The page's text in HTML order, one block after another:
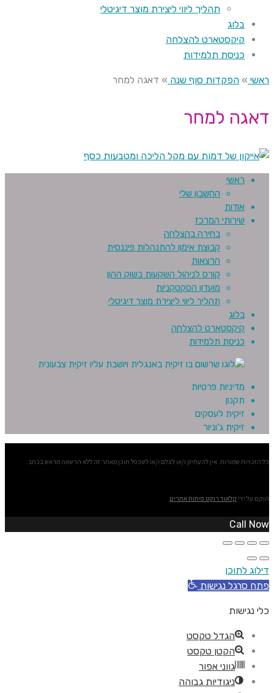
תהליך ליווי ליצירת מוצר דיגיטלי
בלוג
קיקסטארט להצלחה
כניסת תלמידות
ראשי » הפקדות סוף שנה » דאגה למחר
דאגה למחר
ראשי
החשבון שלי
אודות
שירותי המרכז
בחירה בהצלחה
קבוצת אימון להתנהלות פיננסית
הרצאות
קורס לניהול השקעות בשוק ההון
מועדון הטקטקניות
תהליך ליווי ליצירת מוצר דיגיטלי
בלוג
קיקסטארט להצלחה
כניסת תלמידות
מדיניות פרטיות
תקנון
זיקית לעסקים
זיקית ג'וניור
כל הזכויות שמורות. אין להעתיק ו/או לצלם ו/או לשכפל תוכן מאתר זה ללא הרשאה מראש בכתב.
הוקם על ידי קלאוד רוקט פיתוח אתרים
Call Now
דילוג לתוכן
פתח סרגל נגישות
כלי נגישות
הגדל טקסט
הקטן טקסט
גווני אפור
ניגודיות גבוהה